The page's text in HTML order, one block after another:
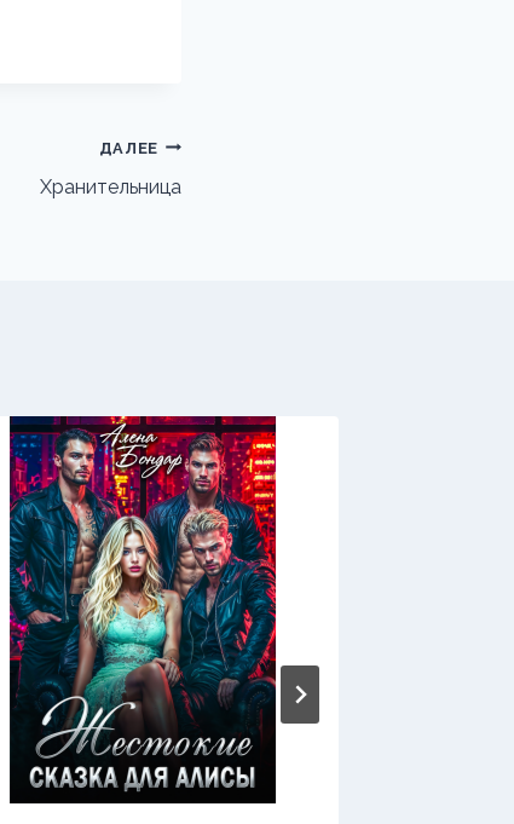
ДАЛЕЕ
Хранительница